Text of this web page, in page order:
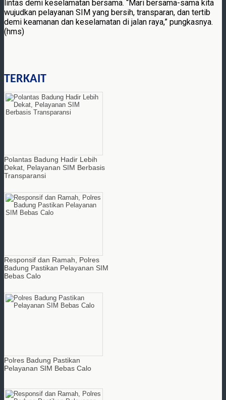
lintas demi keselamatan bersama. “Mari bersama-sama kita
wujudkan pelayanan SIM yang bersih, transparan, dan tertib
demi keamanan dan keselamatan di jalan raya,” pungkasnya.
(hms)
TERKAIT
Polantas Badung Hadir Lebih
Dekat, Pelayanan SIM Berbasis
Transparansi
Responsif dan Ramah, Polres
Badung Pastikan Pelayanan SIM
Bebas Calo
Polres Badung Pastikan
Pelayanan SIM Bebas Calo